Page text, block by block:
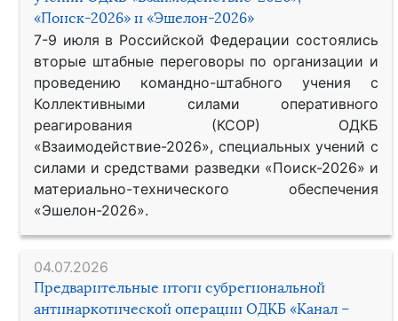
«Поиск-2026» и «Эшелон-2026»
7-9 июля в Российской Федерации состоялись
вторые штабные переговоры по организации и
проведению командно-штабного учения с
Коллективными силами оперативного
реагирования (КСОР) ОДКБ
«Взаимодействие-2026», специальных учений с
силами и средствами разведки «Поиск-2026» и
материально-технического обеспечения
«Эшелон-2026».
04.07.2026
Предварительные итоги субрегиональной
антинаркотической операции ОДКБ «Канал –